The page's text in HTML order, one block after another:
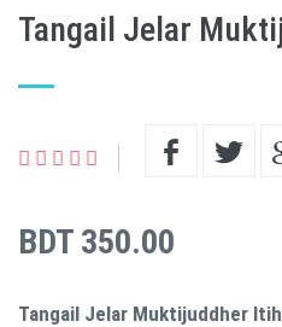
Tangail Jelar
BDT 350.00
Tangail Jelar Muktijuddher